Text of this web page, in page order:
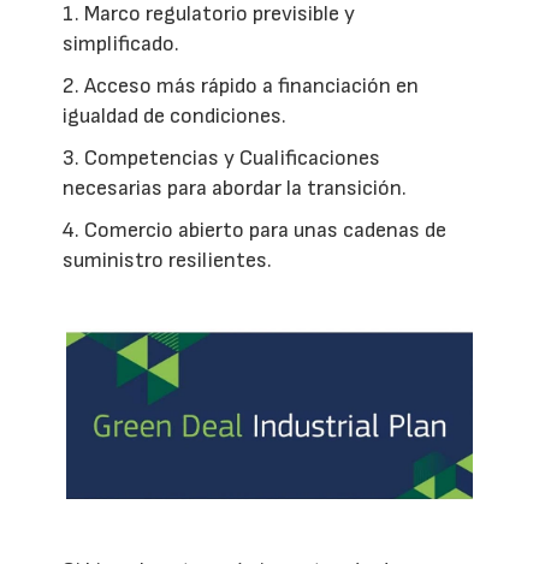
1. Marco regulatorio previsible y
simplificado.
2. Acceso más rápido a financiación en
igualdad de condiciones.
3. Competencias y Cualificaciones
necesarias para abordar la transición.
4. Comercio abierto para unas cadenas de
suministro resilientes.